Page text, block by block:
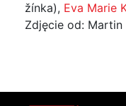
žínka), Eva Marie
Zdjęcie od: Martin